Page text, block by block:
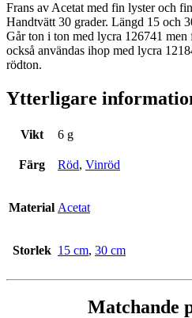
Frans av Acetat med fin lyster och
Handtvätt 30 grader. Längd 15 och
Går ton i ton med lycra 126741 men
också användas ihop med lycra
rödton.
Ytterligare
Vikt 6 g
Färg Röd, Vinröd
Material Acetat
Storlek 15 cm, 30 cm
Matchande